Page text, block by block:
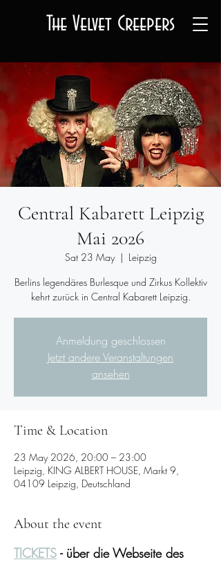
The Velvet Creepers
Central Kabarett Leipzig
Mai 2026
Sat 23 May
  |
Leipzig
Berlins legendäres Burlesque und Zirkus Kollektiv
kehrt zurück in Central Kabarett Leipzig.
Anmeldung geschlossen
Jetzt andere Veranstaltungen
ansehen
Time & Location
23 May 2026, 20:00 – 23:00
Leipzig, KING ALBERT HOUSE, Markt 9,
04109 Leipzig, Deutschland
About the event
TICKETS - über die Webseite des